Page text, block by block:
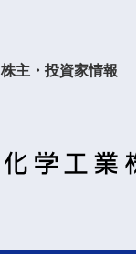
株主・投資家情報